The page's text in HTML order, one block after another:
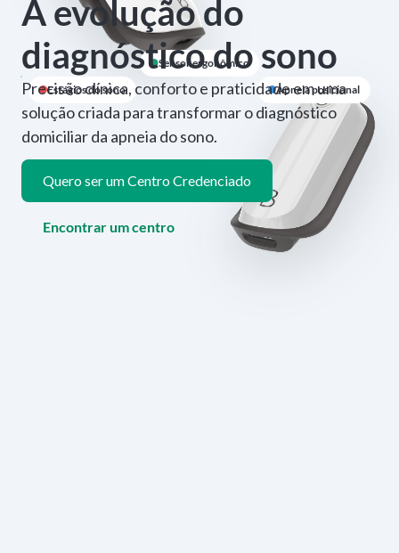
A evolução do
diagnóstico do sono
Apneia posicional
Estágios do sono
Sensor ergonômico
Precisão clínica, conforto e praticidade em uma
solução criada para transformar o diagnóstico
domiciliar da apneia do sono.
Quero ser um Centro Credenciado
Encontrar um centro